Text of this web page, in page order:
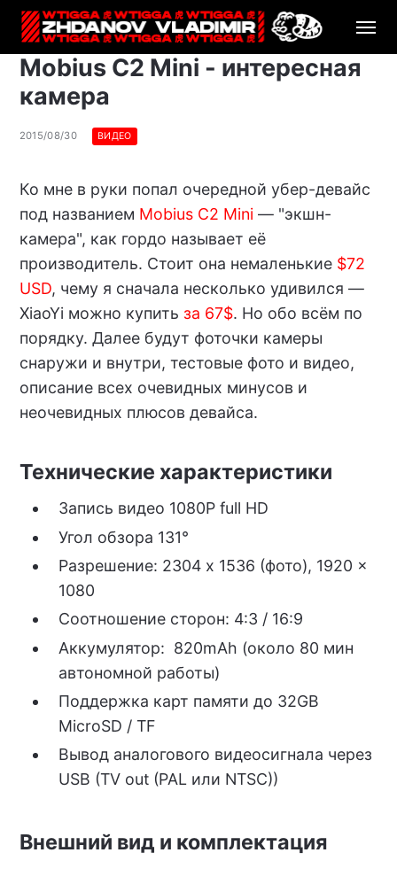
Mobius C2 Mini - интересная
камера
2015/08/30 ВИДЕО
Ко мне в руки попал очередной убер-девайс
под названием Mobius C2 Mini — "экшн-
камера", как гордо называет её
производитель. Стоит она немаленькие $72
USD, чему я сначала несколько удивился —
XiaoYi можно купить за 67$. Но обо всём по
порядку. Далее будут фоточки камеры
снаружи и внутри, тестовые фото и видео,
описание всех очевидных минусов и
неочевидных плюсов девайса.
Технические характеристики
Запись видео 1080P full HD
Угол обзора 131°
Разрешение: 2304 x 1536 (фото), 1920 x
1080
Соотношение сторон: 4:3 / 16:9
Аккумулятор: 820mAh (около 80 мин
автономной работы)
Поддержка карт памяти до 32GB
MicroSD / TF
Вывод аналогового видеосигнала через
USB (TV out (PAL или NTSC))
Внешний вид и комплектация